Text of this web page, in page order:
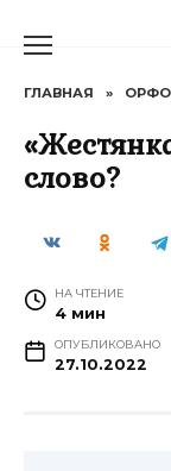
ГЛАВНАЯ »
слово?
НА ЧТЕНИЕ
4 мин
ОПУБЛИКОВАНО
27.10.2022